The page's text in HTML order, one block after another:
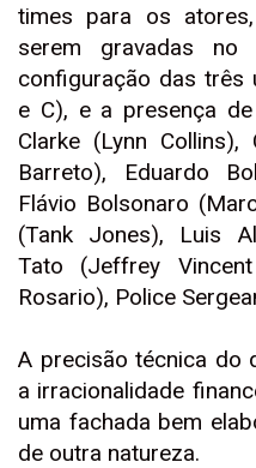
times para os
serem gravadas no
configuração das três
e C), e a presença
Clarke (Lynn Collins),
Barreto), Eduardo
Flávio Bolsonaro
(Tank Jones), Luis
Tato (Jeffrey
Rosario), Police
A precisão técnica do
a irracionalidade
uma fachada bem
de outra natureza.